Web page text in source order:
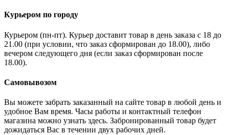
Курьером по городу
Курьером (пн-пт). Курьер доставит товар в день заказа с 18 до
21.00 (при условии, что заказ сформирован до 18.00), либо
вечером следующего дня (если заказ сформирован после
18.00).
Самовывозом
Вы можете забрать заказанный на сайте товар в любой день и
удобное Вам время. Часы работы и контактный телефон
магазина можно узнать здесь. Забронированный товар будет
дожидаться Вас в течении двух рабочих дней.